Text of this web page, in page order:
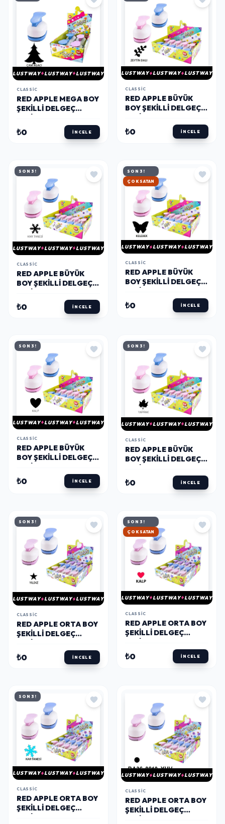
LUSTWAY LUSTWAY LUSTWAY
CLASSIC
RED APPLE MEGA BOY
ŞEKILLI DELGEÇ
ÇAM AĞACI
₺0 İNCELE
LUSTWAY LUSTWAY LUSTWAY
CLASSIC
RED APPLE BÜYÜK
BOY ŞEKILLI DELGEÇ
CM.) ZEYTİN DALI
₺0 İNCELE
SON 3!
LUSTWAY LUSTWAY LUSTWAY
CLASSIC
RED APPLE BÜYÜK
BOY ŞEKILLI DELGEÇ
CM.) KAR TANESİ
₺0 İNCELE
SON 3!
HIZLI KARGO
LUSTWAY LUSTWAY LUSTWAY
CLASSIC
RED APPLE BÜYÜK
BOY ŞEKILLI DELGEÇ
CM.) KELEBEK
₺0 İNCELE
SON 3!
LUSTWAY LUSTWAY LUSTWAY
CLASSIC
RED APPLE BÜYÜK
BOY ŞEKILLI DELGEÇ
CM.) KALP
₺0 İNCELE
SON 3!
LUSTWAY LUSTWAY LUSTWAY
CLASSIC
RED APPLE BÜYÜK
BOY ŞEKILLI DELGEÇ
CM.) YAPRAK
₺0 İNCELE
SON 3!
LUSTWAY LUSTWAY LUSTWAY
CLASSIC
RED APPLE ORTA BOY
ŞEKILLI DELGEÇ
YILDIZ
₺0 İNCELE
SON 3!
HIZLI KARGO
LUSTWAY LUSTWAY LUSTWAY
CLASSIC
RED APPLE ORTA BOY
ŞEKILLI DELGEÇ
KALP
₺0 İNCELE
SON 3!
LUSTWAY LUSTWAY LUSTWAY
CLASSIC
RED APPLE ORTA BOY
ŞEKILLI DELGEÇ
LUSTWAY LUSTWAY LUSTWAY
CLASSIC
RED APPLE ORTA BOY
ŞEKILLI DELGEÇ